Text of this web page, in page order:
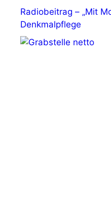
Radiobeitrag – „Mit
Denkmalpflege